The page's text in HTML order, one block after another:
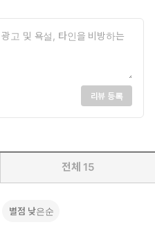
리뷰 등록
전체 15
별점 낮은순